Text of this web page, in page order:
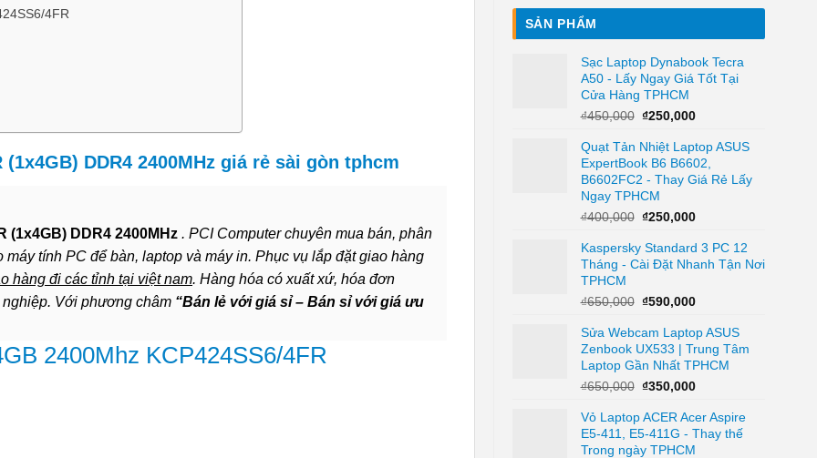
SẢN PHẨM
Sạc Laptop Dynabook Tecra
A50 - Lấy Ngay Giá Tốt Tại
Cửa Hàng TPHCM
₫450,000 Giá
là:
₫450,000.
₫250,000Giá
tại
là:
₫250,000.
Quạt Tản Nhiệt Laptop ASUS
ExpertBook B6 B6602,
B6602FC2 - Thay Giá Rẻ Lấy
Ngay TPHCM
₫400,000 Giá
là:
₫400,000.
₫250,000Giá
tại
là:
Kaspersky Standard 3 PC 12
Tháng - Cài Đặt Nhanh Tận Nơi
TPHCM
₫650,000 Giá
là:
₫650,000.
₫590,000Giá
tại
là:
₫590,000.
Sửa Webcam Laptop ASUS
Zenbook UX533 | Trung Tâm
Laptop Gần Nhất TPHCM
₫650,000 Giá
là:
₫650,000.
₫350,000Giá
tại
là:
Vỏ Laptop ACER Acer Aspire
E5-411, E5-411G - Thay thế
Trong ngày TPHCM
4FR
DDR4 2400MHz giá rẻ sài gòn tphcm
(1x4GB) DDR4 2400MHz . PCI Computer chuyên mua bán, phân
tính PC để bàn, laptop và máy in. Phục vụ lắp đặt giao hàng
hàng đi các tỉnh tại việt nam. Hàng hóa có xuất xứ, hóa đơn
nghiệp. Với phương châm “Bán lẻ với giá sỉ – Bán sỉ với giá ưu
2400Mhz KCP424SS6/4FR